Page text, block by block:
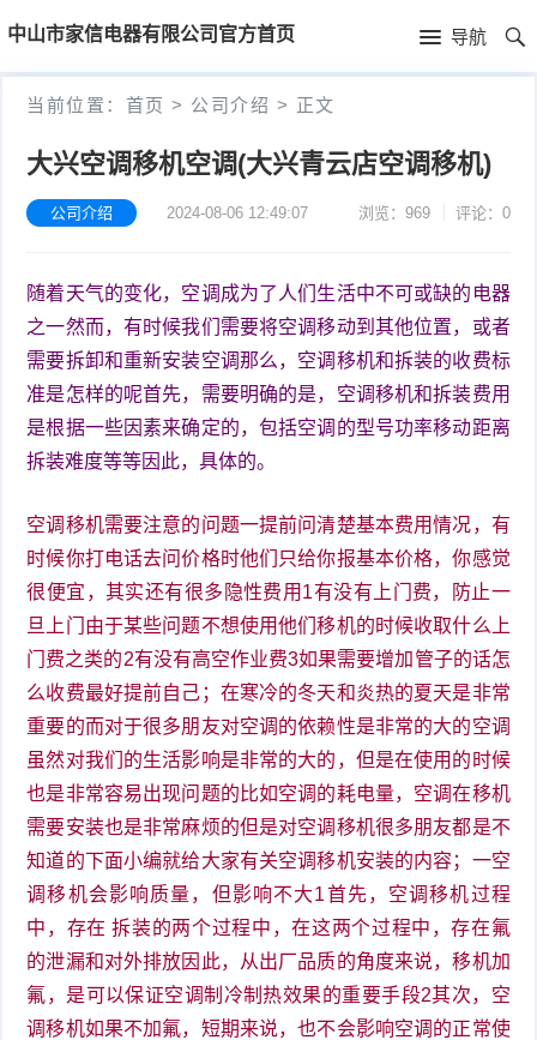
中山市家信电器有限公司官方首页 导航
首
页
首
当前位置： 首页 > 公司介绍 > 正文
大兴空调移机空调(大兴青云店空调移机)
公司介绍 2024-08-06 12:49:07 浏览：969 评论：0
随着天气的变化，空调成为了人们生活中不可或缺的电器
之一然而，有时候我们需要将空调移动到其他位置，或者
需要拆卸和重新安装空调那么，空调移机和拆装的收费标
准是怎样的呢首先，需要明确的是，空调移机和拆装费用
是根据一些因素来确定的，包括空调的型号功率移动距离
拆装难度等等因此，具体的。
空调移机需要注意的问题一提前问清楚基本费用情况，有
时候你打电话去问价格时他们只给你报基本价格，你感觉
很便宜，其实还有很多隐性费用1有没有上门费，防止一
旦上门由于某些问题不想使用他们移机的时候收取什么上
门费之类的2有没有高空作业费3如果需要增加管子的话怎
么收费最好提前自己；在寒冷的冬天和炎热的夏天是非常
重要的而对于很多朋友对空调的依赖性是非常的大的空调
虽然对我们的生活影响是非常的大的，但是在使用的时候
也是非常容易出现问题的比如空调的耗电量，空调在移机
需要安装也是非常麻烦的但是对空调移机很多朋友都是不
知道的下面小编就给大家有关空调移机安装的内容；一空
调移机会影响质量，但影响不大1首先，空调移机过程
中，存在 拆装的两个过程中，在这两个过程中，存在氟
的泄漏和对外排放因此，从出厂品质的角度来说，移机加
氟，是可以保证空调制冷制热效果的重要手段2其次，空
调移机如果不加氟，短期来说，也不会影响空调的正常使